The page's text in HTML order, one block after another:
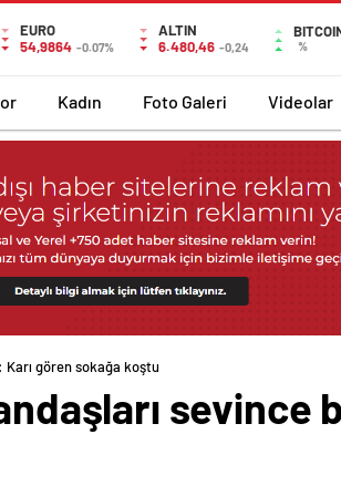
EURO
54,9864 -0.07%
ALTIN
6.480,46 -0,24 %
Kadın Foto Galeri Videolar
Karı gören sokağa koştu
sevince